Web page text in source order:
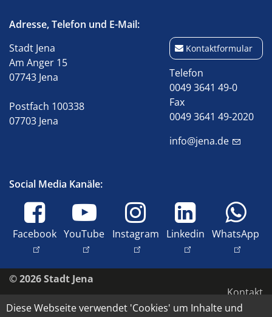
Adresse, Telefon und E-Mail:
Stadt Jena
Am Anger 15
07743 Jena
Postfach 100338
07703 Jena
Kontaktformular
Telefon
0049 3641 49-0
Fax
0049 3641 49-2020
info@jena.de
Social Media Kanäle:
Facebook YouTube Instagram Linkedin WhatsApp
© 2026 Stadt Jena
Kontakt
Barrierefreiheit
Diese Webseite verwendet 'Cookies' um Inhalte und